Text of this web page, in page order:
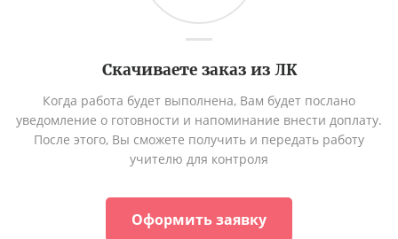
Скачиваете заказ из ЛК
Когда работа будет выполнена, Вам будет послано
уведомление о готовности и напоминание внести доплату.
После этого, Вы сможете получить и передать работу
учителю для контроля
Оформить заявку